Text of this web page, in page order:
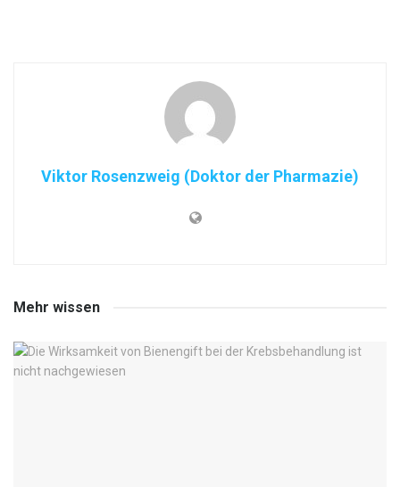
Viktor Rosenzweig (Doktor der Pharmazie)
Mehr wissen